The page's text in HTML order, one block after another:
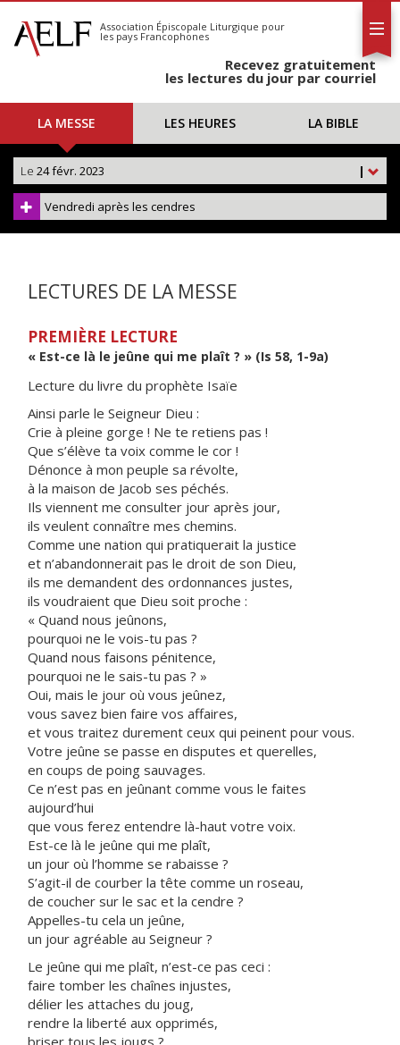
S'abonner
Calendrier
Association Épiscopale Liturgique pour
les pays Francophones
Recevez gratuitement
les lectures du jour par courriel
LA MESSE LES HEURES LA BIBLE
|
Le 24 févr. 2023
Vendredi après les cendres
LECTURES DE LA MESSE
PREMIÈRE LECTURE
« Est-ce là le jeûne qui me plaît ? » (Is 58, 1-9a)
Lecture du livre du prophète Isaïe
Ainsi parle le Seigneur Dieu :
Crie à pleine gorge ! Ne te retiens pas !
Que s’élève ta voix comme le cor !
Dénonce à mon peuple sa révolte,
à la maison de Jacob ses péchés.
Ils viennent me consulter jour après jour,
ils veulent connaître mes chemins.
Comme une nation qui pratiquerait la justice
et n’abandonnerait pas le droit de son Dieu,
ils me demandent des ordonnances justes,
ils voudraient que Dieu soit proche :
« Quand nous jeûnons,
pourquoi ne le vois-tu pas ?
Quand nous faisons pénitence,
pourquoi ne le sais-tu pas ? »
Oui, mais le jour où vous jeûnez,
vous savez bien faire vos affaires,
et vous traitez durement ceux qui peinent pour vous.
Votre jeûne se passe en disputes et querelles,
en coups de poing sauvages.
Ce n’est pas en jeûnant comme vous le faites
aujourd’hui
que vous ferez entendre là-haut votre voix.
Est-ce là le jeûne qui me plaît,
un jour où l’homme se rabaisse ?
S’agit-il de courber la tête comme un roseau,
de coucher sur le sac et la cendre ?
Appelles-tu cela un jeûne,
un jour agréable au Seigneur ?
Le jeûne qui me plaît, n’est-ce pas ceci :
faire tomber les chaînes injustes,
délier les attaches du joug,
rendre la liberté aux opprimés,
briser tous les jougs ?